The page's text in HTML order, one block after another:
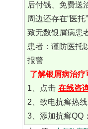
后付钱、免费送
周边还存在“医
致无数银屑病患
患者：谨防医托
报警
了解银屑病治疗
1、点击 在线咨
2、致电抗癣热线
3、添加抗癣QQ